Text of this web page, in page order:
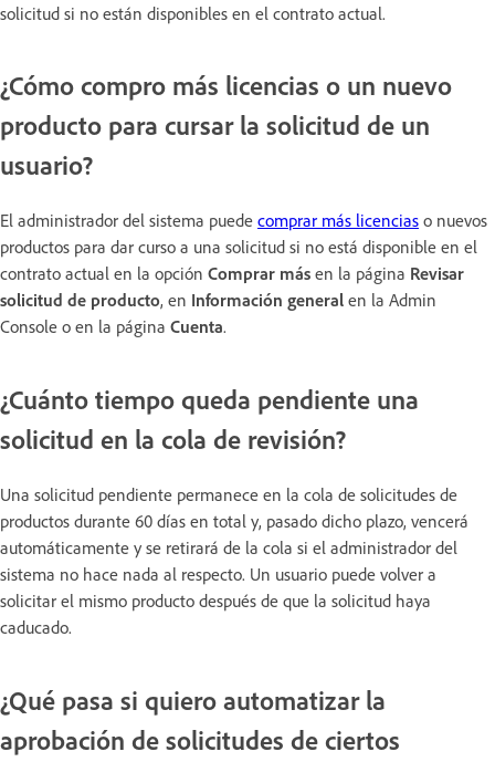
solicitud si no están disponibles en el contrato actual.
¿Cómo compro más licencias o un nuevo
producto para cursar la solicitud de un
usuario?
El administrador del sistema puede comprar más licencias o nuevos
productos para dar curso a una solicitud si no está disponible en el
contrato actual en la opción Comprar más en la página Revisar
solicitud de producto, en Información general en la Admin
Console o en la página Cuenta.
¿Cuánto tiempo queda pendiente una
solicitud en la cola de revisión?
Una solicitud pendiente permanece en la cola de solicitudes de
productos durante 60 días en total y, pasado dicho plazo, vencerá
automáticamente y se retirará de la cola si el administrador del
sistema no hace nada al respecto. Un usuario puede volver a
solicitar el mismo producto después de que la solicitud haya
caducado.
¿Qué pasa si quiero automatizar la
aprobación de solicitudes de ciertos